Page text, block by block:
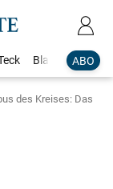
ABO
Blaulicht
des Kreises: Das